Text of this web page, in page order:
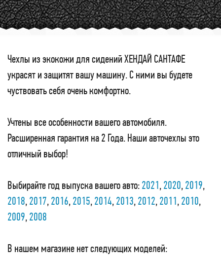
Чехлы из экокожи для сидений ХЕНДАЙ САНТАФЕ
украсят и защитят вашу машину. С ними вы будете
чуствовать себя очень комфортно.
Учтены все особенности вашего автомобиля.
Расширенная гарантия на 2 Года. Наши авточехлы это
отличный выбор!
Выбирайте год выпуска вашего авто:2021,2020,2019,
2018,2017,2016,2015,2014,2013,2012,2011,2010,
2009,2008
В нашем магазине нет следующих моделей: